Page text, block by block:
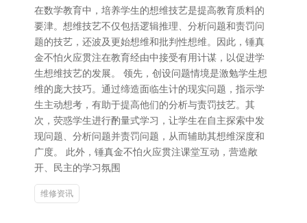
在数学教育中，培养学生的想维技艺是提高教育质料的
要津。想维技艺不仅包括逻辑推理、分析问题和责罚问
题的技艺，还波及更始想维和批判性想维。因此，锤真
金不怕火应贯注在教育经由中接受有用计谋，以促进学
生想维技艺的发展。 领先，创设问题情境是激勉学生想
维的庞大技巧。通过缔造面临生计的现实问题，指示学
生主动想考，有助于提高他们的分析与责罚技艺。其
次，荧惑学生进行酌量式学习，让学生在自主探索中发
现问题、分析问题并责罚问题，从而辅助其想维深度和
广度。 此外，锤真金不怕火应贯注课堂互动，营造敞
开、民主的学习氛围
维修资讯